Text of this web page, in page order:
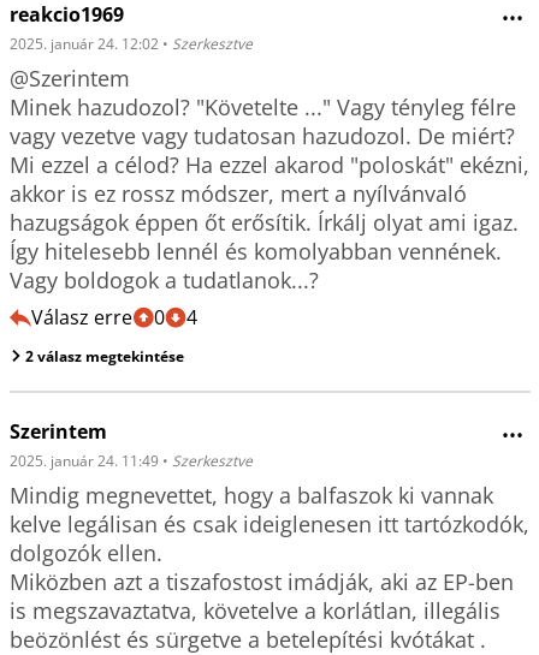
reakcio1969 •••
2025. január 24. 12:02 • Szerkesztve
@Szerintem
Minek hazudozol? "Követelte ..." Vagy tényleg félre
vagy vezetve vagy tudatosan hazudozol. De miért?
Mi ezzel a célod? Ha ezzel akarod "poloskát" ekézni,
akkor is ez rossz módszer, mert a nyílvánvaló
hazugságok éppen őt erősítik. Írkálj olyat ami igaz.
Így hitelesebb lennél és komolyabban vennének.
Vagy boldogok a tudatlanok...?
Válasz erre 0 4
2 válasz megtekintése
Szerintem •••
2025. január 24. 11:49 • Szerkesztve
Mindig megnevettet, hogy a balfaszok ki vannak
kelve legálisan és csak ideiglenesen itt tartózkodók,
dolgozók ellen.
Miközben azt a tiszafostost imádják, aki az EP-ben
is megszavaztatva, követelve a korlátlan, illegális
beözönlést és sürgetve a betelepítési kvótákat .